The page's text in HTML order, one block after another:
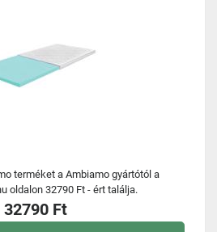
terméket a Ambiamo gyártótól a
oldalon 32790 Ft - ért találja.
32790 Ft